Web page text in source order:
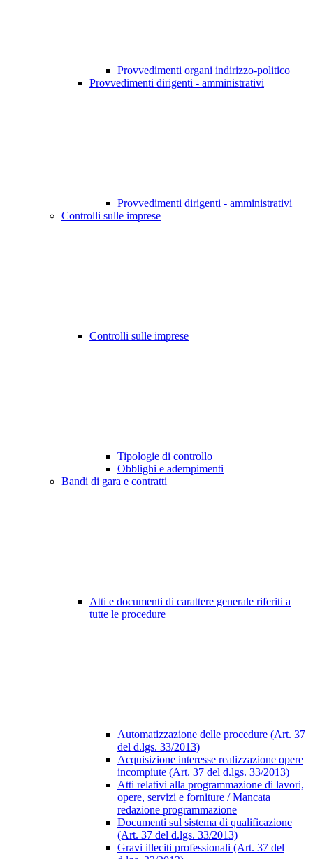
Provvedimenti organi indirizzo-politico
Provvedimenti dirigenti - amministrativi
Provvedimenti dirigenti - amministrativi
Controlli sulle imprese
Controlli sulle imprese
Tipologie di controllo
Obblighi e adempimenti
Bandi di gara e contratti
Atti e documenti di carattere generale riferiti a
tutte le procedure
Automatizzazione delle procedure (Art. 37
del d.lgs. 33/2013)
Acquisizione interesse realizzazione opere
incompiute (Art. 37 del d.lgs. 33/2013)
Atti relativi alla programmazione di lavori,
opere, servizi e forniture / Mancata
redazione programmazione
Documenti sul sistema di qualificazione
(Art. 37 del d.lgs. 33/2013)
Gravi illeciti professionali (Art. 37 del